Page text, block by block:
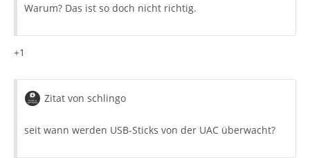
Warum? Das ist so doch nicht richtig.
+1
Zitat von schlingo
seit wann werden USB-Sticks von der UAC überwacht?